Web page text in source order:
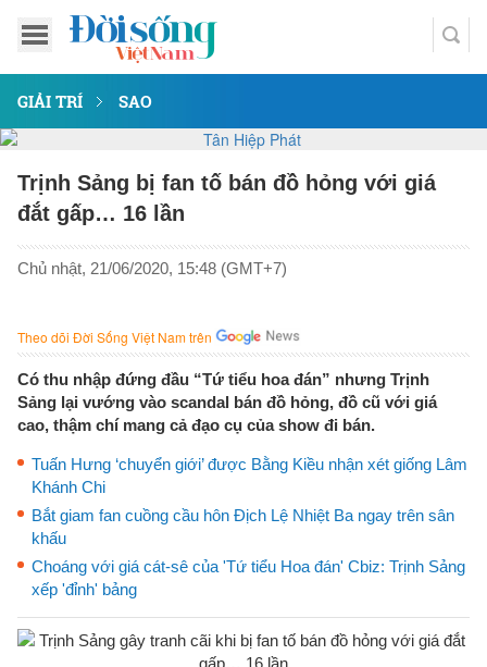
GIẢI TRÍ SAO
Trịnh Sảng bị fan tố bán đồ hỏng với giá
đắt gấp… 16 lần
Chủ nhật, 21/06/2020, 15:48 (GMT+7)
Theo dõi Đời Sống Việt Nam trên
Có thu nhập đứng đầu “Tứ tiểu hoa đán” nhưng Trịnh
Sảng lại vướng vào scandal bán đồ hỏng, đồ cũ với giá
cao, thậm chí mang cả đạo cụ của show đi bán.
Tuấn Hưng ‘chuyển giới’ được Bằng Kiều nhận xét giống Lâm
Khánh Chi
Bắt giam fan cuồng cầu hôn Địch Lệ Nhiệt Ba ngay trên sân
khấu
Choáng với giá cát-sê của 'Tứ tiểu Hoa đán' Cbiz: Trịnh Sảng
xếp 'đỉnh' bảng